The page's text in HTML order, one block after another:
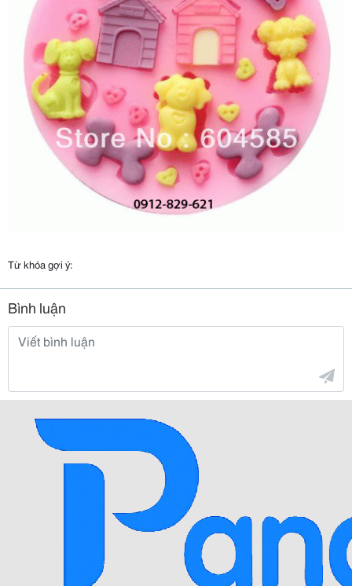
Từ khóa gợi ý:
Bình luận